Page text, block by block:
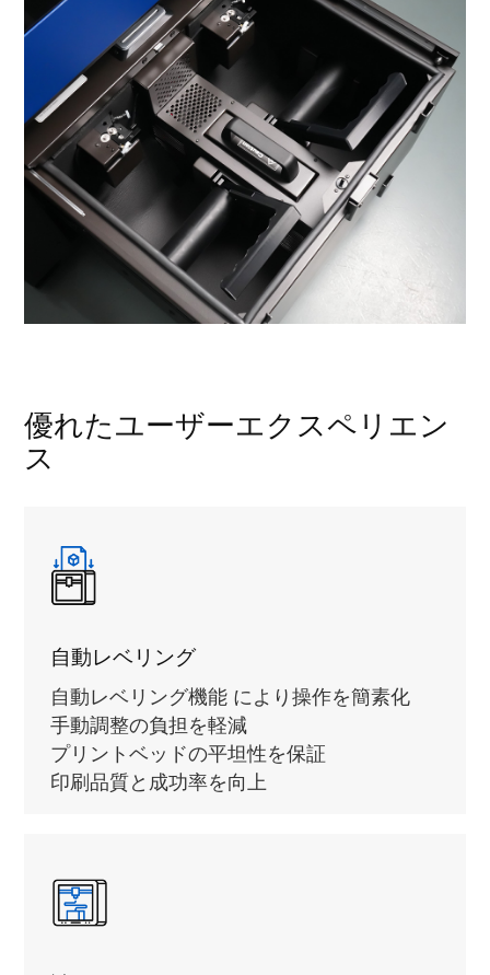
優れたユーザーエクスペリエン
ス
自動レベリング
自動レベリング機能 により操作を簡素化
手動調整の負担を軽減
プリントベッドの平坦性を保証
印刷品質と成功率を向上